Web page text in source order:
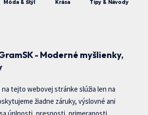
Móda & Štýl Krása Tipy & Návody
- Moderné myšlienky,
tejto webovej stránke slúžia len na
žiadne záruky, výslovné ani